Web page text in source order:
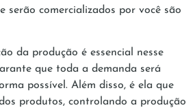
serão comercializados por você são
da produção é essencial nesse
que toda a demanda será
possível. Além disso, é ela que
produtos, controlando a produção